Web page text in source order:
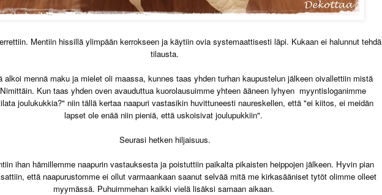
Mentiin hissillä ylimpään kerrokseen ja käytiin ovia systemaattisesti läpi. Kukaan ei halunnut tehdä
tilausta.
alkoi mennä maku ja mielet oli maassa, kunnes taas yhden turhan kaupustelun jälkeen oivallettiin mistä
Kun taas yhden oven avauduttua kuorolausuimme yhteen ääneen lyhyen myyntisloganimme
joulukukkia?" niin tällä kertaa naapuri vastasikin huvittuneesti naureskellen, että "ei kiitos, ei meidän
lapset ole enää niin pieniä, että uskoisivat joulupukkiin".
Seurasi hetken hiljaisuus.
ihan hämillemme naapurin vastauksesta ja poistuttiin paikalta pikaisten heippojen jälkeen. Hyvin pian
että naapurustomme ei ollut varmaankaan saanut selvää mitä me kirkasääniset tytöt olimme olleet
myymässä. Puhuimmehan kaikki vielä lisäksi samaan aikaan.